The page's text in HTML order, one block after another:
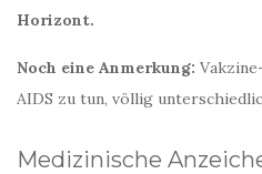
Horizont.
Noch eine Anmerkung:
AIDS zu tun, völlig
Medizinische